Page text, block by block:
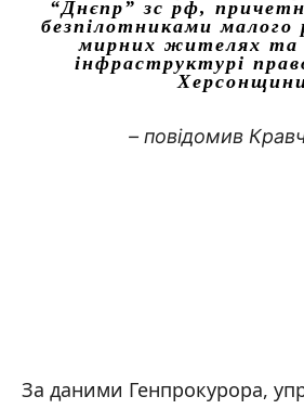
“Днєпр” зс рф,
безпілотниками малого
мирних жителях та
інфраструктурі
– повідомив
За даними Генпрокурора,